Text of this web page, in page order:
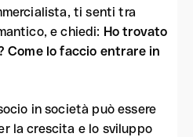
ti senti tra
e chiedi: Ho trovato
Come lo faccio entrare in
in società può essere
la crescita e lo sviluppo